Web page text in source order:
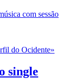
com sessão
single